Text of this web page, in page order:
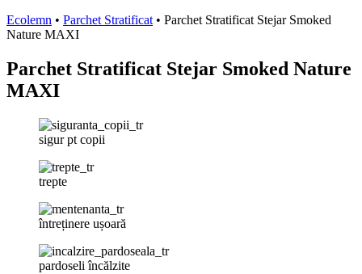
Ecolemn • Parchet Stratificat • Parchet Stratificat Stejar Smoked
Nature MAXI
Parchet Stratificat Stejar Smoked Nature
MAXI
sigur pt copii
trepte
întreținere ușoară
pardoseli încălzite